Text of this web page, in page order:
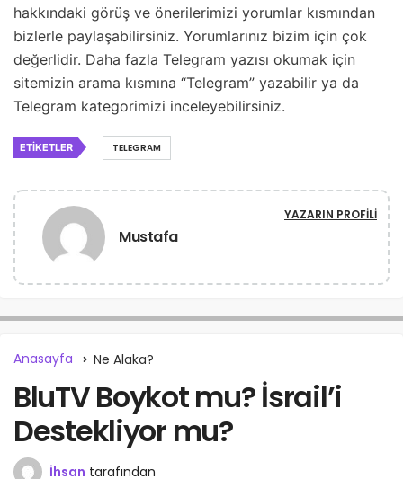
hakkındaki görüş ve önerilerimizi yorumlar kısmından
bizlerle paylaşabilirsiniz. Yorumlarınız bizim için çok
değerlidir. Daha fazla Telegram yazısı okumak için
sitemizin arama kısmına “Telegram” yazabilir ya da
Telegram kategorimizi inceleyebilirsiniz.
ETIKETLER TELEGRAM
Mustafa
YAZARIN PROFILI
Anasayfa Ne Alaka?
BluTV Boykot mu? İsrail’i
Destekliyor mu?
İhsan tarafından